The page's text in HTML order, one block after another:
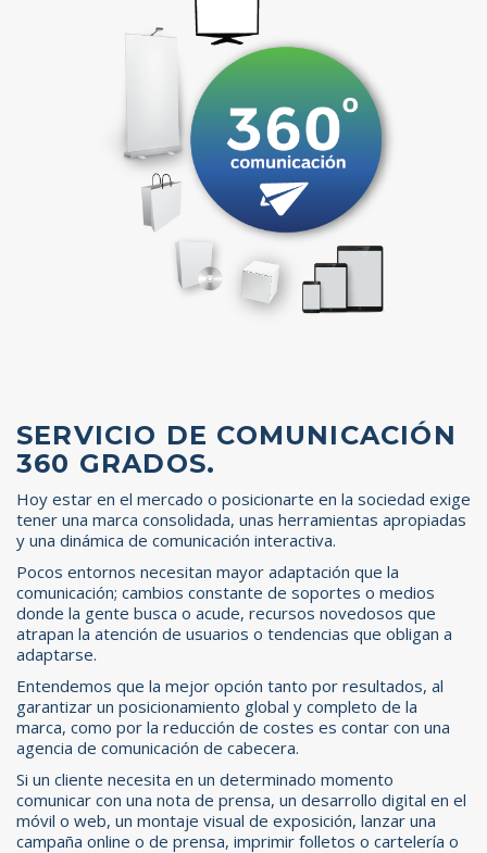
SERVICIO DE COMUNICACIÓN
360 GRADOS.
Hoy estar en el mercado o posicionarte en la sociedad exige
tener una marca consolidada, unas herramientas apropiadas
y una dinámica de comunicación interactiva.
Pocos entornos necesitan mayor adaptación que la
comunicación; cambios constante de soportes o medios
donde la gente busca o acude, recursos novedosos que
atrapan la atención de usuarios o tendencias que obligan a
adaptarse.
Entendemos que la mejor opción tanto por resultados, al
garantizar un posicionamiento global y completo de la
marca, como por la reducción de costes es contar con una
agencia de comunicación de cabecera.
Si un cliente necesita en un determinado momento
comunicar con una nota de prensa, un desarrollo digital en el
móvil o web, un montaje visual de exposición, lanzar una
campaña online o de prensa, imprimir folletos o cartelería o